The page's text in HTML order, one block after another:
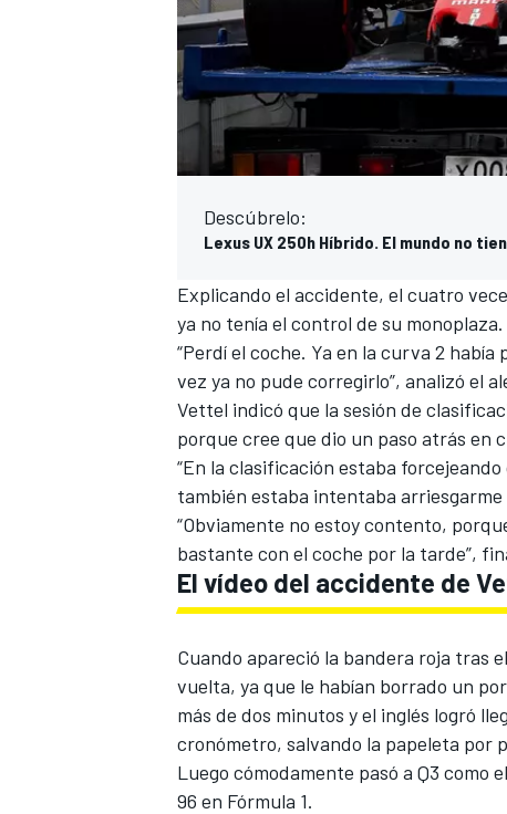
MÁS CATEGORÍAS
Descúbrelo:
Lexus UX 250h Híbrido. El mundo no
Explicando el accidente, el cuatro
ya no tenía el control de su monoplaza.
“Perdí el coche. Ya en la curva 2
vez ya no pude corregirlo”, analizó el
Vettel indicó que la sesión de
porque cree que dio un paso atrás en
“En la clasificación estaba
también estaba intentaba arriesgarme
“Obviamente no estoy contento,
bastante con el coche por la tarde”,
El vídeo del accidente de
Cuando apareció la bandera roja tras
vuelta, ya que le habían borrado un
más de dos minutos y el inglés logró
cronómetro, salvando la papeleta por
Luego cómodamente pasó a Q3 como
96 en Fórmula 1.